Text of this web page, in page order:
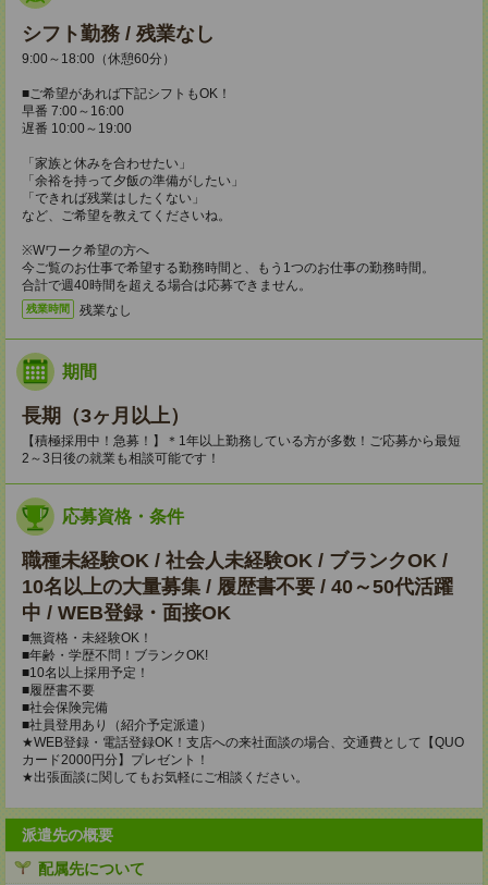
シフト勤務 / 残業なし
9:00～18:00（休憩60分）
■ご希望があれば下記シフトもOK！
早番 7:00～16:00
遅番 10:00～19:00
「家族と休みを合わせたい」
「余裕を持って夕飯の準備がしたい」
「できれば残業はしたくない」
など、ご希望を教えてくださいね。
※Wワーク希望の方へ
今ご覧のお仕事で希望する勤務時間と、もう1つのお仕事の勤務時間。
合計で週40時間を超える場合は応募できません。
残業時間 残業なし
期間
長期（3ヶ月以上）
【積極採用中！急募！】＊1年以上勤務している方が多数！ご応募から最短
2～3日後の就業も相談可能です！
応募資格・条件
職種未経験OK / 社会人未経験OK / ブランクOK /
10名以上の大量募集 / 履歴書不要 / 40～50代活躍
中 / WEB登録・面接OK
■無資格・未経験OK！
■年齢・学歴不問！ブランクOK!
■10名以上採用予定！
■履歴書不要
■社会保険完備
■社員登用あり（紹介予定派遣）
★WEB登録・電話登録OK！支店への来社面談の場合、交通費として【QUO
カード2000円分】プレゼント！
★出張面談に関してもお気軽にご相談ください。
派遣先の概要
配属先について